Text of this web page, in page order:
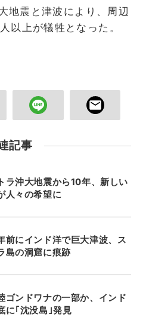
震と津波により、周辺
以上が犠牲となった。
記事
ラ沖大地震から10年、新しい
人々の希望に
前にインド洋で巨大津波、ス
島の洞窟に痕跡
ゴンドワナの一部か、インド
に｢沈没島｣発見